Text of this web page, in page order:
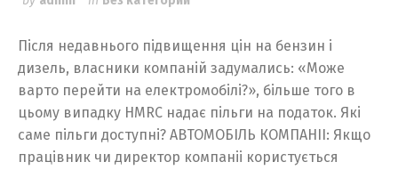
Після недавнього підвищення цін на бензин і
дизель, власники компаній задумались: «Може
варто перейти на електромобілі?», більше того в
цьому випадку HMRC надає пільги на податок. Які
саме пільги доступні? АВТОМОБІЛЬ КОМПАНІІ: Якщо
працівник чи директор компаніі користується
Русский
Українська